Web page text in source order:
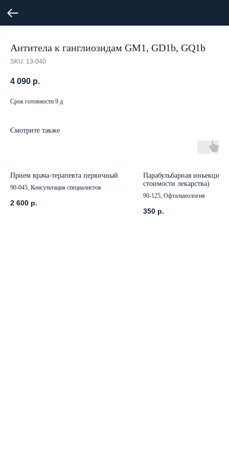
Антитела к ганглиозидам GM1, GD1b, GQ1b
SKU: 13-040
4 090 р.
Срок готовности 9 д
Смотрите также
Прием врача-терапевта первичный
90-045, Консультация специалистов
2 600 р.
Парабульбарная инъекция
стоимости лекарства)
90-125, Офтальмология
350 р.